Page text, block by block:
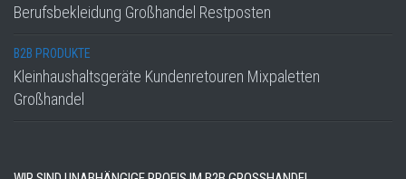
Berufsbekleidung Großhandel Restposten
B2B PRODUKTE
Kleinhaushaltsgeräte Kundenretouren Mixpaletten
Großhandel